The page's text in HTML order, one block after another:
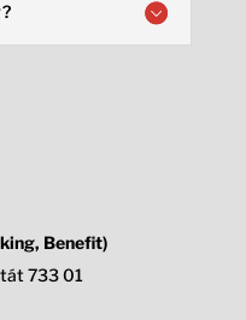
Benefit)
733 01